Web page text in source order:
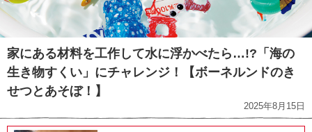
家にある材料を工作して水に浮かべたら…!?「海の
生き物すくい」にチャレンジ！【ボーネルンドのき
せつとあそぼ！】
2025年8月15日